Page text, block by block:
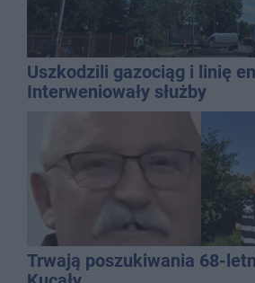
Uszkodzili gazociąg i linię
Interweniowały służby
Trwają poszukiwania 68-